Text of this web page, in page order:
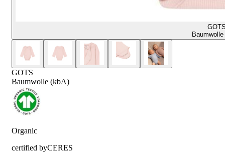
GOTS
Baumwolle (kbA)
Organic
certified byCERES